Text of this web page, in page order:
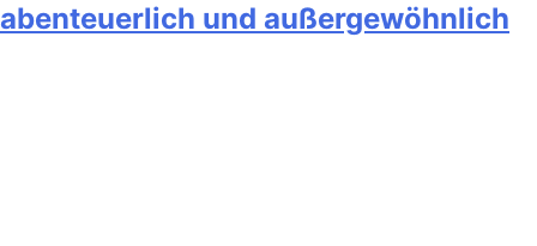
abenteuerlich und außergewöhnlich